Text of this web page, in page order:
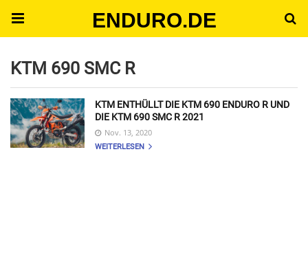
ENDURO.DE
KTM 690 SMC R
KTM ENTHÜLLT DIE KTM 690 ENDURO R UND
DIE KTM 690 SMC R 2021
Nov. 13, 2020
WEITERLESEN